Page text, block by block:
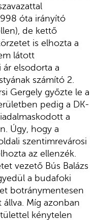
óta irányító
de kettő
is elhozta a
látott
elsodorta a
számító 2.
Gergely győzte le a
pedig a DK-
a
Úgy, hogy a
szentimrevárosi
az ellenzék.
vezető Bús Balázs
a budafoki
botránymentesen
Míg azonban
kénytelen